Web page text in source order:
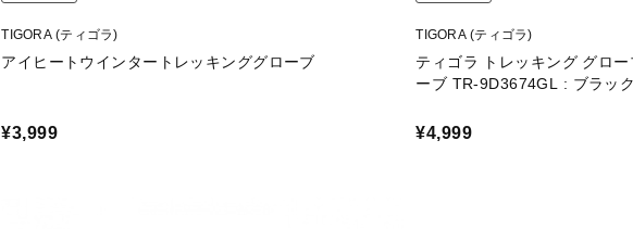
TIGORA (ティゴラ)
アイヒートウインタートレッキンググローブ
¥3,999
TIGORA (ティゴラ)
ティゴラ トレッキング グロ
ーブ TR-9D3674GL : ブラッ
¥4,999